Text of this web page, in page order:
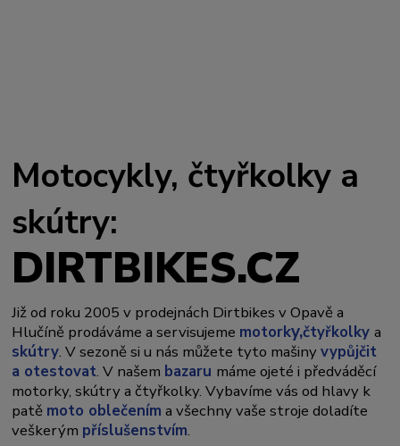
Motocykly, čtyřkolky a
skútry:
DIRTBIKES.CZ
Již od roku 2005 v prodejnách Dirtbikes v Opavě a
Hlučíně prodáváme a servisujeme motorky,čtyřkolkya
skútry. V sezoně si u nás můžete tyto mašinyvypůjčit
a otestovat. V našem bazaru máme ojeté i předváděcí
motorky, skútry a čtyřkolky. Vybavíme vás od hlavy k
patě moto oblečením a všechny vaše stroje doladíte
veškerým příslušenstvím.